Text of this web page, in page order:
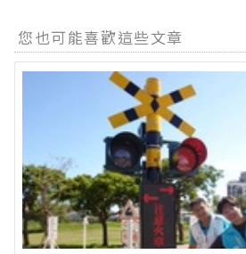
您也可能喜歡這些文章